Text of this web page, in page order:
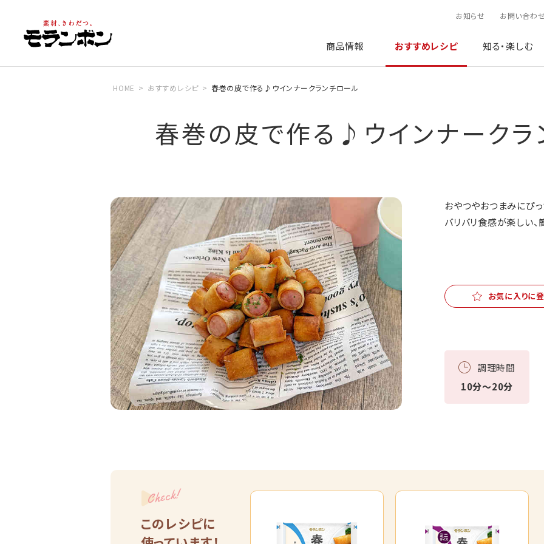
お知らせ お問い合わ
商品情報 おすすめレシピ 知る・楽しむ
HOME おすすめレシピ 春巻の皮で作る♪ウインナークランチロール
春巻の皮で作る♪ウインナークラ
おやつやおつまみにぴ
バリバリ食感が楽しい、
お気に入りに
調理時間
10分～20分
Check!
このレシピに